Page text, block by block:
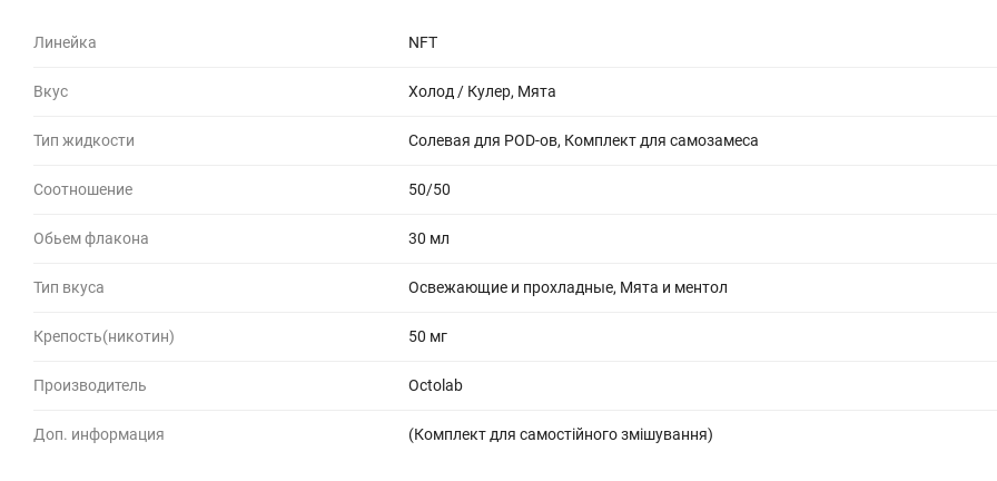
Линейка NFT
Вкус Холод / Кулер, Мята
Тип жидкости Солевая для POD-ов, Комплект для самозамеса
Соотношение 50/50
Обьем флакона 30 мл
Тип вкуса Освежающие и прохладные, Мята и ментол
Крепость(никотин) 50 мг
Производитель Octolab
Доп. информация (Комплект для самостійного змішування)